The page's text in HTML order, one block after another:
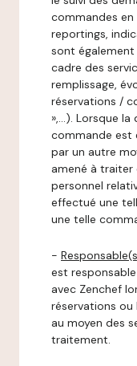
commandes en
reportings,
sont
cadre des
remplissage,
réservations /
»,…). Lorsque
commande est
par un autre
amené à traiter
personnel
effectué une
une telle
-
est
avec Zenchef
réservations
au moyen des
traitement.